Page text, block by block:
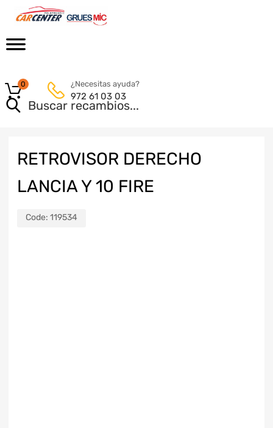
¿Necesitas ayuda?
972 61 03 03
0
RETROVISOR DERECHO
LANCIA Y 10 FIRE
Code: 119534